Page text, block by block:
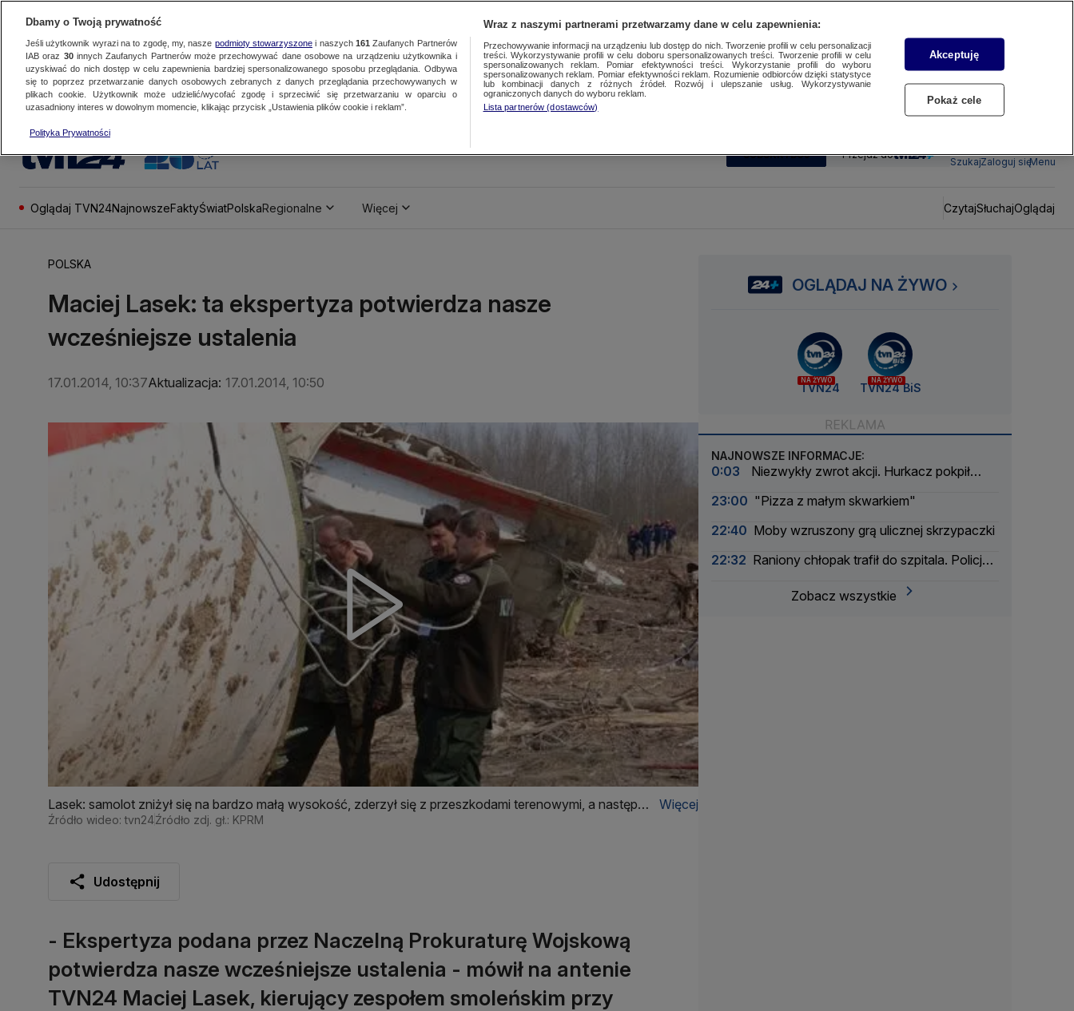
SUBSKRYBUJ Przejdź do
SzukajZaloguj sięMenu
Oglądaj TVN24NajnowszeFaktyŚwiatPolskaRegionalne Więcej CzytajSłuchajOglądaj
POLSKA
Maciej Lasek: ta ekspertyza potwierdza nasze
wcześniejsze ustalenia
17.01.2014, 10:37Aktualizacja: 17.01.2014, 10:50
Lasek: samolot zniżył się na bardzo małą wysokość, zderzył się z przeszkodami terenowymi, a następnie
z ziemią
Więcej
Źródło wideo: tvn24Źródło zdj. gł.: KPRM
Udostępnij
- Ekspertyza podana przez Naczelną Prokuraturę Wojskową
potwierdza nasze wcześniejsze ustalenia - mówił na antenie
TVN24 Maciej Lasek, kierujący zespołem smoleńskim przy
OGLĄDAJ NA ŻYWO
NA ŻYWO
TVN24
NA ŻYWO
TVN24 BiS
NAJNOWSZE INFORMACJE:
0:03
Niezwykły zwrot akcji. Hurkacz pokpił
23:00 "Pizza z małym skwarkiem"
22:40 Moby wzruszony grą ulicznej skrzypaczki
22:32 Raniony chłopak trafił do szpitala. Policja
Zobacz wszystkie
Dbamy o Twoją prywatność
Jeśli użytkownik wyrazi na to zgodę, my, nasze podmioty stowarzyszonei naszych 161 Zaufanych Partnerów
IAB oraz 30innych Zaufanych Partnerów może przechowywać dane osobowe na urządzeniu użytkownika i
uzyskiwać do nich dostęp w celu zapewnienia bardziej spersonalizowanego sposobu przeglądania. Odbywa
się to poprzez przetwarzanie danych osobowych zebranych z danych przeglądania przechowywanych w
plikach cookie. Użytkownik może udzielić/wycofać zgodę i sprzeciwić się przetwarzaniu w oparciu o
uzasadniony interes w dowolnym momencie, klikając przycisk „Ustawienia plików cookie i reklam”.
Polityka Prywatności
Wraz z naszymi partnerami przetwarzamy dane w celu zapewnienia:
Przechowywanie informacji na urządzeniu lub dostęp do nich. Tworzenie profili w celu personalizacji
treści. Wykorzystywanie profili w celu doboru spersonalizowanych treści. Tworzenie profili w celu
spersonalizowanych reklam. Pomiar efektywności treści. Wykorzystanie profili do wyboru
spersonalizowanych reklam. Pomiar efektywności reklam. Rozumienie odbiorców dzięki statystyce
lub kombinacji danych z różnych źródeł. Rozwój i ulepszanie usług. Wykorzystywanie
ograniczonych danych do wyboru reklam.
Lista partnerów (dostawców)
Akceptuję
Pokaż cele